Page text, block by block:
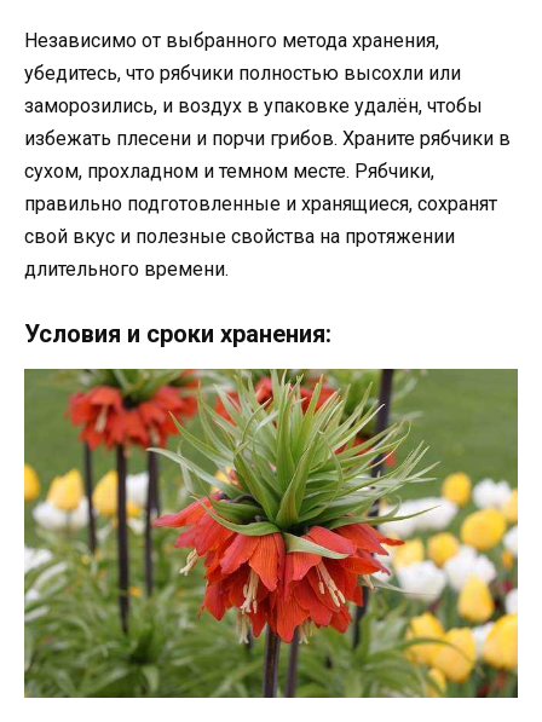
Независимо от выбранного метода хранения,
убедитесь, что рябчики полностью высохли или
заморозились, и воздух в упаковке удалён, чтобы
избежать плесени и порчи грибов. Храните рябчики в
сухом, прохладном и темном месте. Рябчики,
правильно подготовленные и хранящиеся, сохранят
свой вкус и полезные свойства на протяжении
длительного времени.
Условия и сроки хранения: